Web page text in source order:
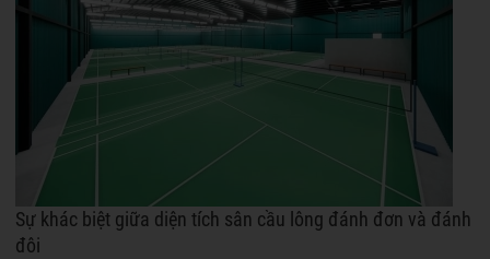
Sự khác biệt giữa diện tích sân cầu lông đánh đơn và đánh
đôi